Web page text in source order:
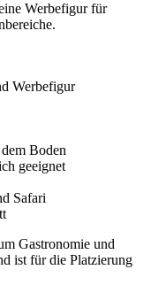
Werbefigur für
Werbefigur
Boden
geeignet
Safari
Gastronomie und
ist für die Platzierung